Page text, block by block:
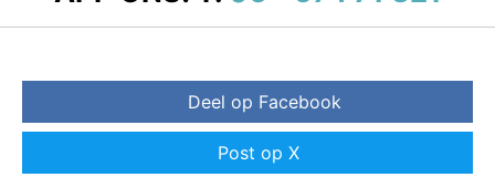
Deel op Facebook
Post op X